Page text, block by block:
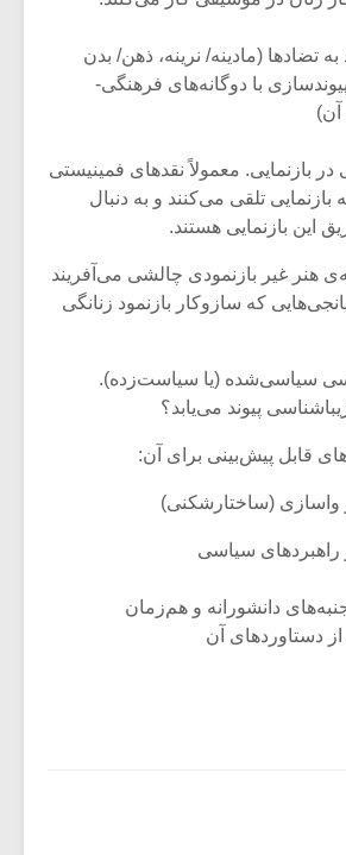
به تضادها (مادینه/ نرینه، ذهن/ بدن
با دوگانه‌های فرهنگی-
آن)
در بازنمایی. معمولاً نقدهای فمینیستی
بازنمایی تلقی می‌کنند و به دنبال
این بازنمایی هستند.
هنر غیر بازنمودی چالشی می‌آفریند
که سازوکار بازنمود زنانگی
سیاسی‌شده (یا سیاست‌زده).
پیوند می‌یابد؟
قابل پیش‌بینی برای آن:
دانشورانه و هم‌زمان
دستاوردهای آن